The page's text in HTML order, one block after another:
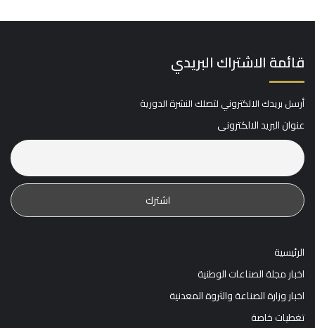
قائمة الاشتراك البريدي
أرسل بريدك الالكتروني لتصلك النشرة الدورية
عنوان البريد الالكترونى
الرئيسية
اخبار مجلة الصناعات الوطنية
اخبار وزارة الصناعة والثروة المعدنية
تغطيات خاصة